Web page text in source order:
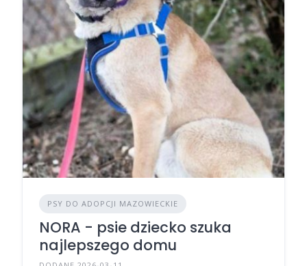
PSY DO ADOPCJI MAZOWIECKIE
NORA - psie dziecko szuka
najlepszego domu